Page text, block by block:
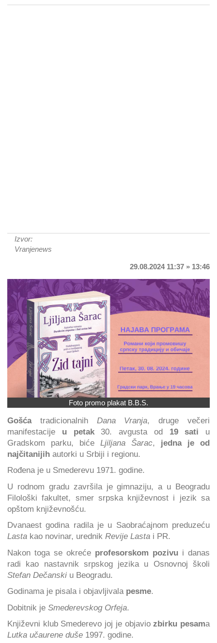
Izvor:
Vranjenews
29.08.2024 11:37 » 13:46
Foto promo plakat B.B.S.
Gošćatradicionalnih Dana Vranja, druge večeri
manifestacije u petak30. avgusta od 19 sati u
Gradskom parku, biće Ljiljana Šarac, jedna je od
najčitanijih autorki u Srbiji i regionu.
Rođena je u Smederevu 1971. godine.
U rodnom gradu završila je gimnaziju, a u Beogradu
Filološki fakultet, smer srpska književnost i jezik sa
opštom književnošću.
Dvanaest godina radila je u Saobraćajnom preduzeću
Lasta kao novinar, urednik Revije Lasta i PR.
Nakon toga se okreće profesorskom pozivu i danas
radi kao nastavnik srpskog jezika u Osnovnoj školi
Stefan Dečanski u Beogradu.
Godinama je pisala i objavljivala pesme.
Dobitnik je Smederevskog Orfeja.
Književni klub Smederevo joj je objaviozbirku pesama
Lutka učaurene duše 1997. godine.